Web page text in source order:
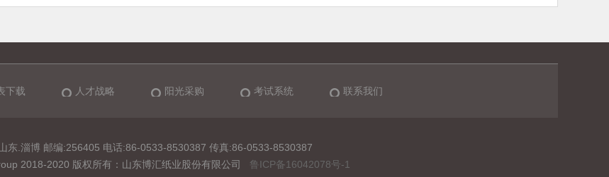
下载 人才战略 阳光采购 考试系统 联系我们
东.淄博 邮编:256405 电话:86-0533-8530387 传真:86-0533-8530387
2018-2020 版权所有：山东博汇纸业股份有限公司 鲁ICP备16042078号-1